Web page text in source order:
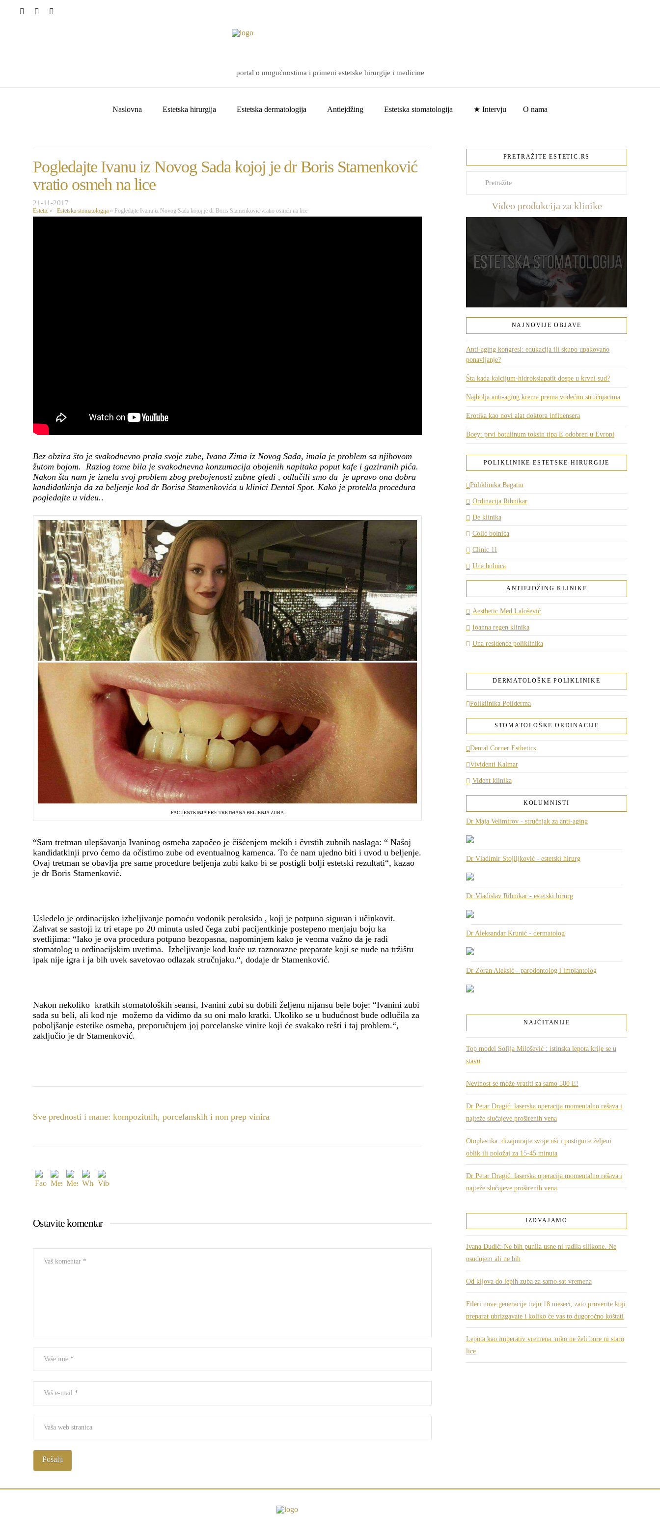
portal o mogućnostima i primeni estetske hirurgije i medicine
Naslovna Estetska hirurgija Estetska dermatologija Antiejdžing Estetska stomatologija ★ Intervju O nama
Pogledajte Ivanu iz Novog Sada kojoj je dr Boris Stamenković
vratio osmeh na lice
21-11-2017
Estetic » Estetska stomatologija » Pogledajte Ivanu iz Novog Sada kojoj je dr Boris Stamenković vratio osmeh na lice
Bez obzira što je svakodnevno prala svoje zube, Ivana Zima iz Novog Sada, imala je problem sa njihovom
žutom bojom. Razlog tome bila je svakodnevna konzumacija obojenih napitaka poput kafe i gaziranih pića.
Nakon šta nam je iznela svoj problem zbog prebojenosti zubne gleđi , odlučili smo da je upravo ona dobra
kandidatkinja da za beljenje kod dr Borisa Stamenkovića u klinici Dental Spot. Kako je protekla procedura
pogledajte u videu..
PACIJENTKINJA PRE TRETMANA BELJENJA ZUBA
“Sam tretman ulepšavanja Ivaninog osmeha započeo je čišćenjem mekih i čvrstih zubnih naslaga: “ Našoj
kandidatkinji prvo ćemo da očistimo zube od eventualnog kamenca. To će nam ujedno biti i uvod u beljenje.
Ovaj tretman se obavlja pre same procedure beljenja zubi kako bi se postigli bolji estetski rezultati“, kazao
je dr Boris Stamenković.
Usledelo je ordinacijsko izbeljivanje pomoću vodonik peroksida , koji je potpuno siguran i učinkovit.
Zahvat se sastoji iz tri etape po 20 minuta usled čega zubi pacijentkinje postepeno menjaju boju ka
svetlijima: “Iako je ova procedura potpuno bezopasna, napominjem kako je veoma važno da je radi
stomatolog u ordinacijskim uvetima. Izbeljivanje kod kuće uz raznorazne preparate koji se nude na tržištu
ipak nije igra i ja bih uvek savetovao odlazak stručnjaku.“, dodaje dr Stamenković.
Nakon nekoliko kratkih stomatoloških seansi, Ivanini zubi su dobili željenu nijansu bele boje: “Ivanini zubi
sada su beli, ali kod nje možemo da vidimo da su oni malo kratki. Ukoliko se u budućnost bude odlučila za
poboljšanje estetike osmeha, preporučujem joj porcelanske vinire koji će svakako rešti i taj problem.“,
zaključio je dr Stamenković.
Sve prednosti i mane: kompozitnih, porcelanskih i non prep vinira
Ostavite komentar
PRETRAŽITE ESTETIC.RS
Video produkcija za klinike
NAJNOVIJE OBJAVE
Anti-aging kongresi: edukacija ili skupo upakovano
ponavljanje?
Šta kada kalcijum-hidroksiapatit dospe u krvni sud?
Najbolja anti-aging krema prema vodećim stručnjacima
Erotika kao novi alat doktora influensera
Boey: prvi botulinum toksin tipa E odobren u Evropi
POLIKLINIKE ESTETSKE HIRURGIJE
Poliklinika Bagatin
Ordinacija Ribnikar
De klinika
Colić bolnica
Clinic 11
Una bolnica
ANTIEJDŽING KLINIKE
Aesthetic Med Lalošević
Ioanna regen klinika
Una residence poliklinika
DERMATOLOŠKE POLIKLINIKE
Poliklinika Poliderma
STOMATOLOŠKE ORDINACIJE
Dental Corner Esthetics
Vividenti Kalmar
Vident klinika
KOLUMNISTI
Dr Maja Velimirov - stručnjak za anti-aging
Dr Vladimir Stojiljković - estetski hirurg
Dr Vladislav Ribnikar - estetski hirurg
Dr Aleksandar Krunić - dermatolog
Dr Zoran Aleksić - parodontolog i implantolog
NAJČITANIJE
Top model Sofija Milošević : istinska lepota krije se u
stavu
Nevinost se može vratiti za samo 500 E!
Dr Petar Dragić: laserska operacija momentalno rešava i
najteže slučajeve proširenih vena
Otoplastika: dizajnirajte svoje uši i postignite željeni
oblik ili položaj za 15-45 minuta
Dr Petar Dragić: laserska operacija momentalno rešava i
najteže slučajeve proširenih vena
IZDVAJAMO
Ivana Dudić: Ne bih punila usne ni radila silikone. Ne
osuđujem ali ne bih
Od kljova do lepih zuba za samo sat vremena
Fileri nove generacije traju 18 meseci, zato proverite koji
preparat ubrizgavate i koliko će vas to dugoročno koštati
Lepota kao imperativ vremena: niko ne želi bore ni staro
lice